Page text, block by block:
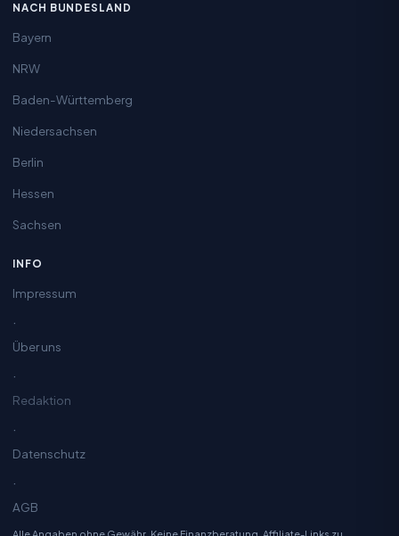
NACH BUNDESLAND
Bayern
NRW
Baden-Württemberg
Niedersachsen
Berlin
Hessen
Sachsen
INFO
Impressum
·
Über uns
·
Redaktion
·
Datenschutz
·
AGB